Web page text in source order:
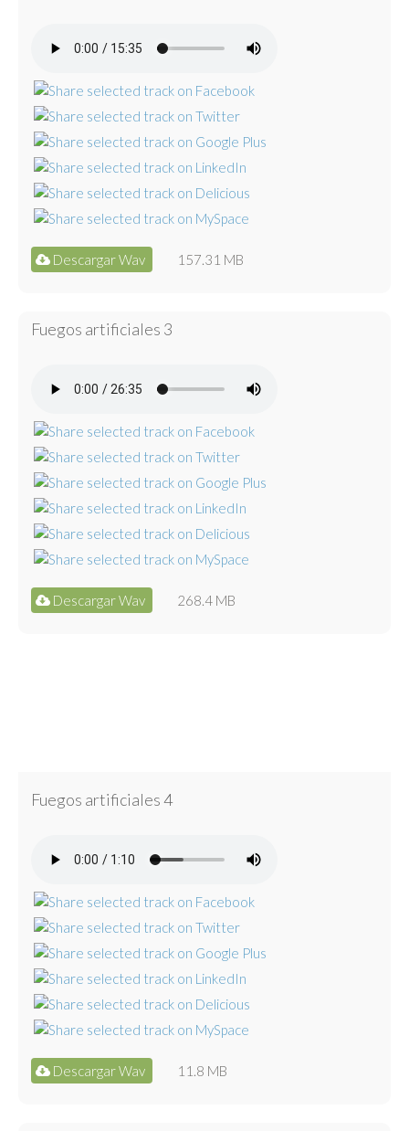
Descargar Wav 157.31 MB
Fuegos artificiales 3
Descargar Wav 268.4 MB
Fuegos artificiales 4
Descargar Wav 11.8 MB